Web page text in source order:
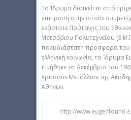
Το Ίδρυμα διοικείται από
επιτροπή στην οποία
εκάστοτε Πρύτανης του
Μετσόβιου Πολυτεχνείου
πολυδιάστατη προσφορά του
ελληνική κοινωνία, το Ίδρυμα
τιμήθηκε το Δεκέμβριο του
Χρυσούν Μετάλλιον της
Αθηνών.
http://